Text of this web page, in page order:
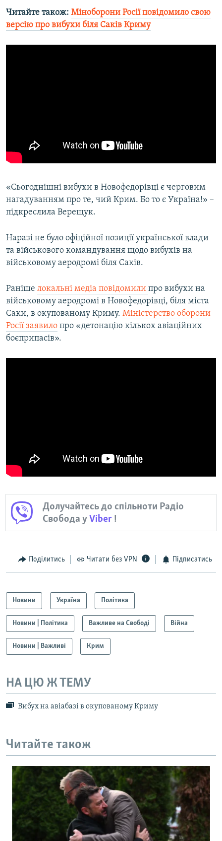
Читайте також: Міноборони Росії повідомило свою
версію про вибухи біля Саків Криму
«Сьогоднішні вибухи в Новофедорівці є черговим
нагадуванням про те, чий Крим. Бо то є Україна!» –
підкреслила Верещук.
Наразі не було офіційної позиції української влади
та військового командування щодо вибухів на
військовому аеродромі біля Саків.
Раніше локальні медіа повідомили про вибухи на
військовому аеродромі в Новофедорівці, біля міста
Саки, в окупованому Криму. Міністерство оборони
Росії заявило про «детонацію кількох авіаційних
боєприпасів».
Долучайтесь до спільноти Радіо
Свобода уViber !
Поділитись Читати без VPN Підписатись
Новини Україна Політика
Новини | Політика Важливе на Свободі Війна
Новини | Важливі Крим
НА ЦЮ Ж ТЕМУ
Вибух на авіабазі в окупованому Криму
Читайте також